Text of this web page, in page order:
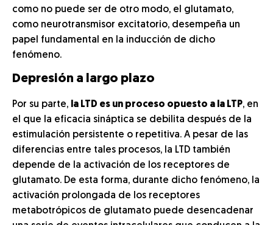
como no puede ser de otro modo, el glutamato,
como neurotransmisor excitatorio, desempeña un
papel fundamental en la inducción de dicho
fenómeno.
Depresión a largo plazo
Por su parte, la LTD es un proceso opuesto a la LTP, en
el que la eficacia sináptica se debilita después de la
estimulación persistente o repetitiva. A pesar de las
diferencias entre tales procesos, la LTD también
depende de la activación de los receptores de
glutamato. De esta forma, durante dicho fenómeno, la
activación prolongada de los receptores
metabotrópicos de glutamato puede desencadenar